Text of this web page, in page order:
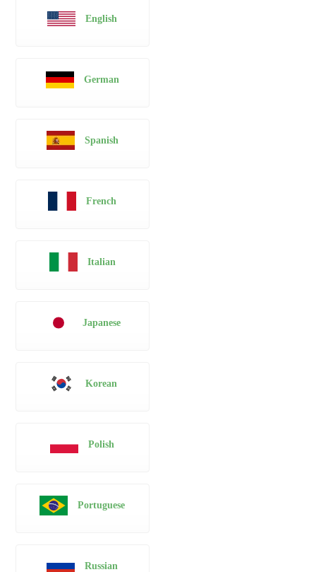
English
German
Spanish
French
Italian
Japanese
Korean
Polish
Portuguese
Russian